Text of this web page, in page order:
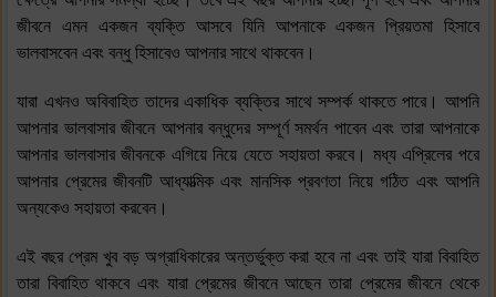
জীবনে এমন একজন ব্যক্তি আসবে যিনি আপনাকে একজন প্রিয়তমা হিসাবে
ভালবাসবেন এবং বন্ধু হিসাবেও আপনার সাথে থাকবেন।
যারা এখনও অবিবাহিত তাদের একাধিক ব্যক্তির সাথে সম্পর্ক থাকতে পারে। আপনি
আপনার ভালবাসার জীবনে আপনার বন্ধুদের সম্পূর্ণ সমর্থন পাবেন এবং তারা আপনাকে
আপনার ভালবাসার জীবনকে এগিয়ে নিয়ে যেতে সহায়তা করবে। মধ্য এপ্রিলের পরে
আপনার প্রেমের জীবনটি আধ্যাত্মিক এবং মানসিক প্রবণতা নিয়ে গঠিত এবং আপনি
অন্যকেও সহায়তা করবেন।
এই বছর প্রেম খুব বড় অগ্রাধিকারের অন্তর্ভুক্ত করা হবে না এবং তাই যারা বিবাহিত
তারা বিবাহিত থাকবে এবং যারা প্রেমের জীবনে আছেন তারা প্রেমের জীবনে থেকে